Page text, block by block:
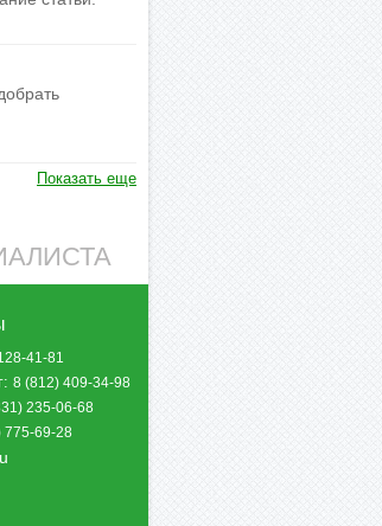
Показать еще
41-81
:8 (812) 409-34-98
235-06-68
775-69-28